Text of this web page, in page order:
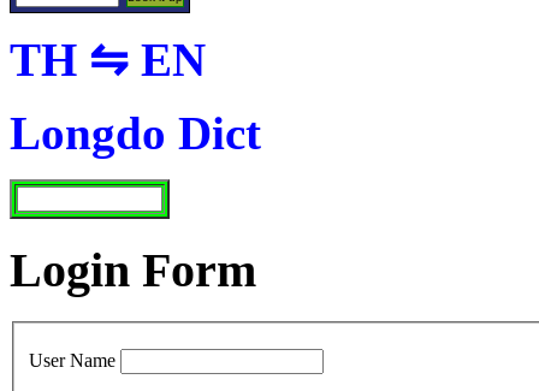
TH ⇋ EN
Longdo Dict
Login Form
User Name